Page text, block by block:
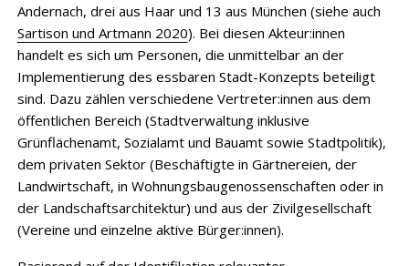
Andernach, drei aus Haar und 13 aus München (siehe auch
Sartison und Artmann 2020). Bei diesen Akteur:innen
handelt es sich um Personen, die unmittelbar an der
Implementierung des essbaren Stadt-Konzepts beteiligt
sind. Dazu zählen verschiedene Vertreter:innen aus dem
öffentlichen Bereich (Stadtverwaltung inklusive
Grünflächenamt, Sozialamt und Bauamt sowie Stadtpolitik),
dem privaten Sektor (Beschäftigte in Gärtnereien, der
Landwirtschaft, in Wohnungsbaugenossenschaften oder in
der Landschaftsarchitektur) und aus der Zivilgesellschaft
(Vereine und einzelne aktive Bürger:innen).